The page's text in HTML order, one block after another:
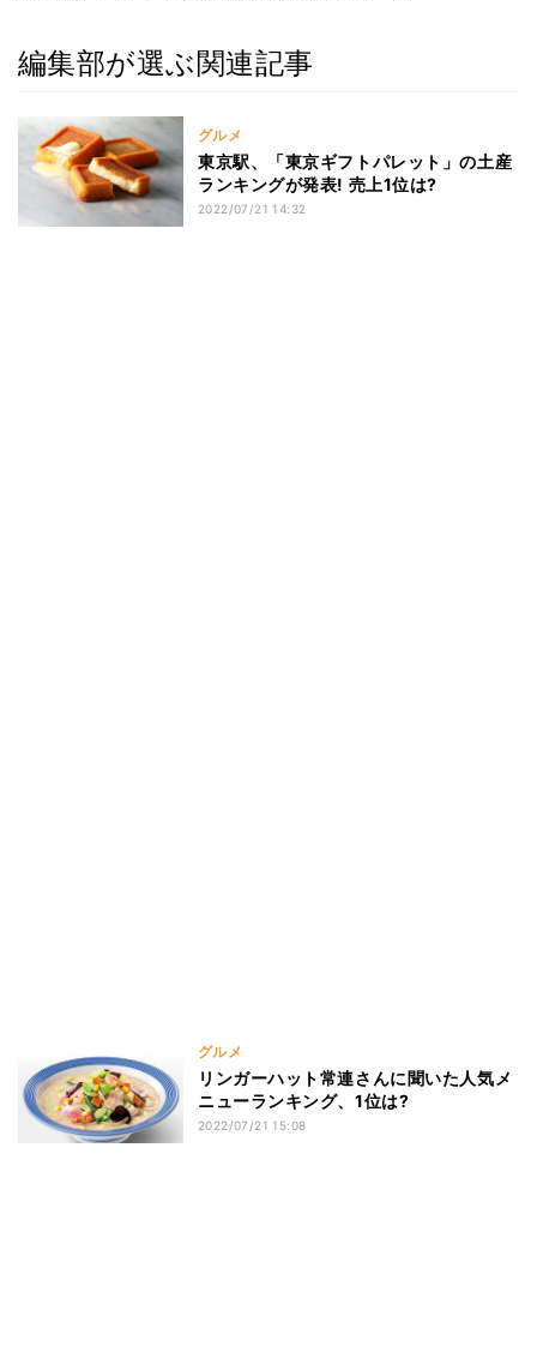
編集部が選ぶ関連記事
グルメ
東京駅、「東京ギフトパレット」の土産
ランキングが発表! 売上1位は?
2022/07/21 14:32
グルメ
リンガーハット常連さんに聞いた人気メ
ニューランキング、1位は?
2022/07/21 15:08